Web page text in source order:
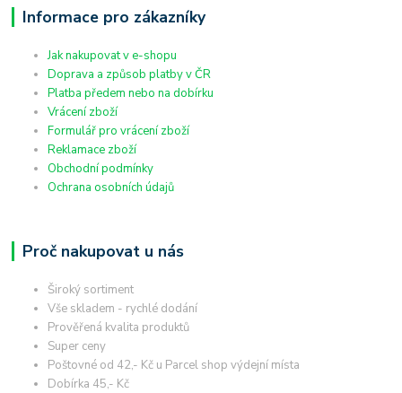
Informace pro zákazníky
Jak nakupovat v e-shopu
Doprava a způsob platby v ČR
Platba předem nebo na dobírku
Vrácení zboží
Formulář pro vrácení zboží
Reklamace zboží
Obchodní podmínky
Ochrana osobních údajů
Proč nakupovat u nás
Široký sortiment
Vše skladem - rychlé dodání
Prověřená kvalita produktů
Super ceny
Poštovné od 42,- Kč u Parcel shop výdejní místa
Dobírka 45,- Kč